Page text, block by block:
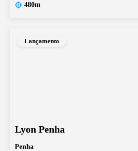
480m
Lançamento
Lyon Penha
Penha